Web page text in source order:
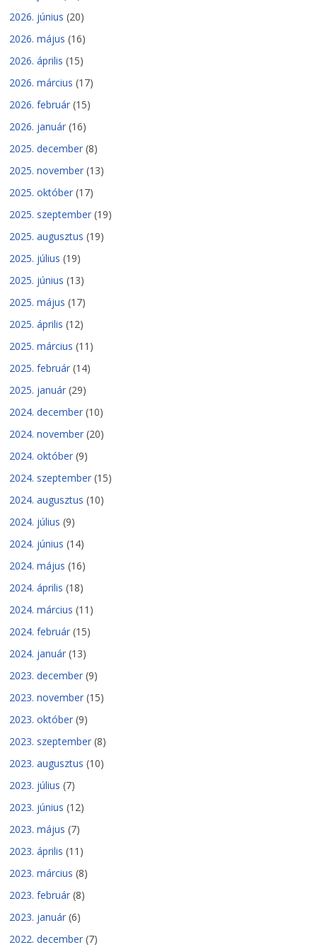
2026. június (20)
2026. május (16)
2026. április (15)
2026. március (17)
2026. február (15)
2026. január (16)
2025. december (8)
2025. november (13)
2025. október (17)
2025. szeptember (19)
2025. augusztus (19)
2025. július (19)
2025. június (13)
2025. május (17)
2025. április (12)
2025. március (11)
2025. február (14)
2025. január (29)
2024. december (10)
2024. november (20)
2024. október (9)
2024. szeptember (15)
2024. augusztus (10)
2024. július (9)
2024. június (14)
2024. május (16)
2024. április (18)
2024. március (11)
2024. február (15)
2024. január (13)
2023. december (9)
2023. november (15)
2023. október (9)
2023. szeptember (8)
2023. augusztus (10)
2023. július (7)
2023. június (12)
2023. május (7)
2023. április (11)
2023. március (8)
2023. február (8)
2023. január (6)
2022. december (7)